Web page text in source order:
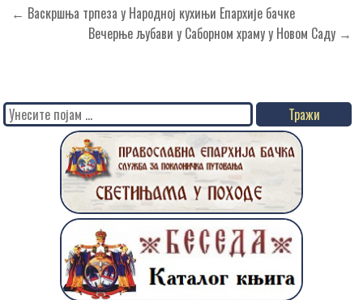
Кретање
чланка
← Васкршња трпеза у Народној кухињи Епархије бачке
Вечерње љубави у Саборном храму у Новом Саду →
Search
for: